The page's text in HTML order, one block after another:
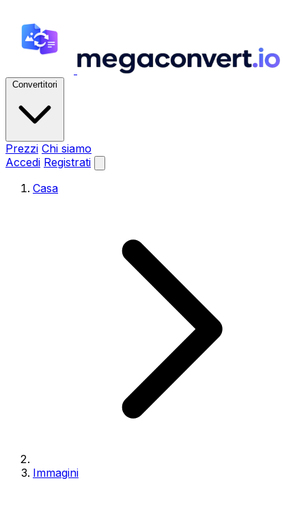
Convertitori
Prezzi Chi siamo
Accedi Registrati
Casa
Immagini